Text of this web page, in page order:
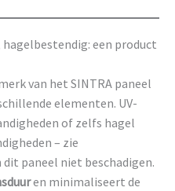
een product
van het SINTRA paneel
elementen. UV-
of zelfs hagel
– zie
paneel niet beschadigen.
en minimaliseert de